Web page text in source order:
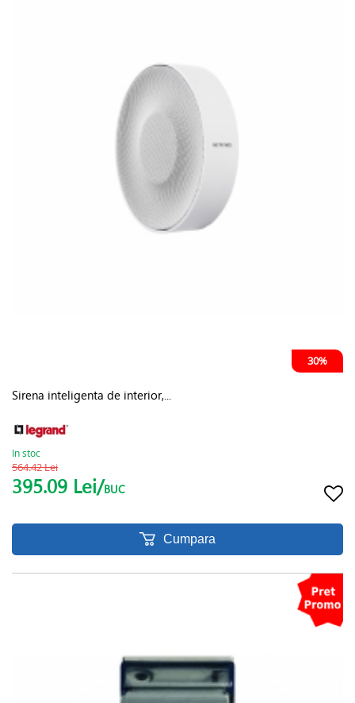
30%
Sirena inteligenta de interior,...
In stoc
564.42 Lei
395.09 Lei/BUC
Cumpara